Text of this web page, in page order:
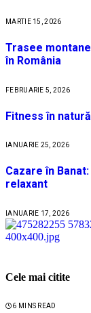
MARTIE 15, 2026
Trasee
în România
FEBRUARIE 5, 2026
Fitness în
IANUARIE 25, 2026
Cazare în
relaxant
IANUARIE 17, 2026
Cele mai citite
6 MINS READ